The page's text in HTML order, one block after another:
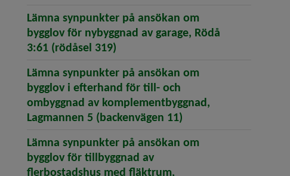
Lämna synpunkter på ansökan om
bygglov för nybyggnad av garage, Rödå
3:61 (rödåsel 319)
Lämna synpunkter på ansökan om
bygglov i efterhand för till- och
ombyggnad av komplementbyggnad,
Lagmannen 5 (backenvägen 11)
Lämna synpunkter på ansökan om
bygglov för tillbyggnad av
flerbostadshus med fläktrum,